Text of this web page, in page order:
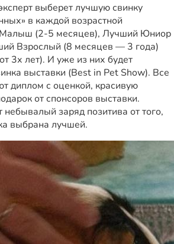
выберет лучшую свинку
в каждой возрастной
Малыш (2-5 месяцев), Лучший Юниор
Взрослый (8 месяцев — 3 года)
3х лет). И уже из них будет
выставки (Best in Pet Show). Все
диплом с оценкой, красивую
от спонсоров выставки.
заряд позитива от того,
выбрана лучшей.